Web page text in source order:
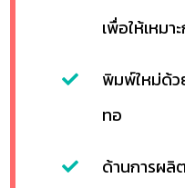
เพื่อให้เหม
พิมพ์ใหม่ด้ว
ทอ
ด้านการผลิ